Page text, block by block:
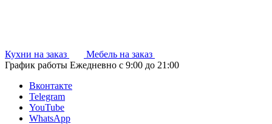
Кухни на заказ
Мебель на заказ
График работы Ежедневно с 9:00 до 21:00
Вконтакте
Telegram
YouTube
WhatsApp